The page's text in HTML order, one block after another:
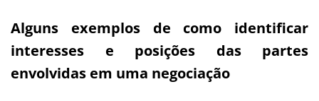
Alguns exemplos de como identificar
interesses e posições das partes
envolvidas em uma negociação